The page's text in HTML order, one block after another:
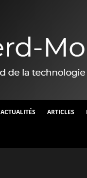
ACTUALITÉS ARTICLES